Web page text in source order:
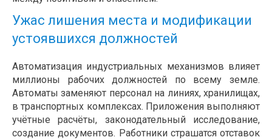
Ужас лишения места и модификации
устоявшихся должностей
Автоматизация индустриальных механизмов влияет
миллионы рабочих должностей по всему земле.
Автоматы заменяют персонал на линиях, хранилищах,
в транспортных комплексах. Приложения выполняют
учётные расчёты, законодательный исследование,
создание документов. Работники страшатся отставок